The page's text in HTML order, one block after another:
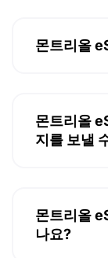
몬트리올
몬트리올
지를 보낼
몬트리올
나요?